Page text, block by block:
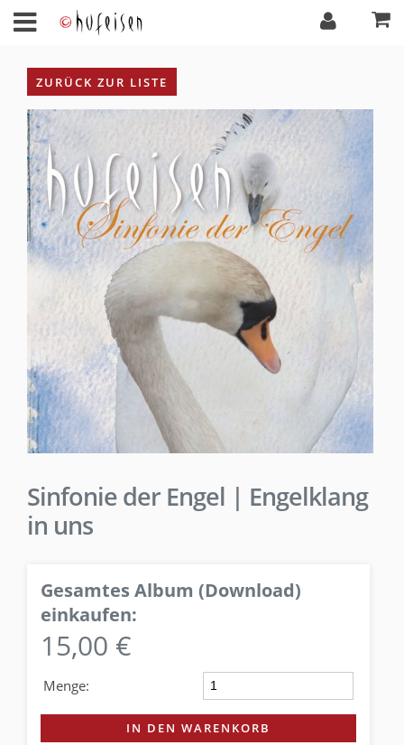
ZURÜCK ZUR LISTE
Sinfonie der Engel | Engelklang
in uns
Gesamtes Album (Download)
einkaufen:
15,00 €
Menge:
IN DEN WARENKORB